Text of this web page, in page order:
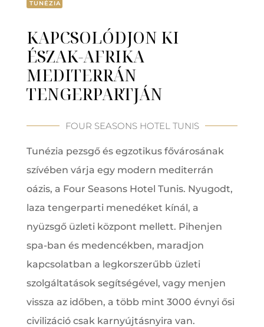
TUNÉZIA
KAPCSOLÓDJON KI
ÉSZAK-AFRIKA
MEDITERRÁN
TENGERPARTJÁN
FOUR SEASONS HOTEL TUNIS
Tunézia pezsgő és egzotikus fővárosának
szívében várja egy modern mediterrán
oázis, a Four Seasons Hotel Tunis. Nyugodt,
laza tengerparti menedéket kínál, a
nyüzsgő üzleti központ mellett. Pihenjen
spa-ban és medencékben, maradjon
kapcsolatban a legkorszerűbb üzleti
szolgáltatások segítségével, vagy menjen
vissza az időben, a több mint 3000 évnyi ősi
civilizáció csak karnyújtásnyira van.